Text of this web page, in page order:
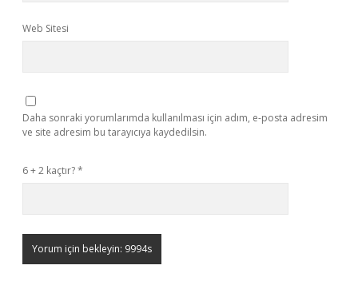
Web Sitesi
Daha sonraki yorumlarımda kullanılması için adım, e-posta adresim
ve site adresim bu tarayıcıya kaydedilsin.
6 + 2 kaçtır?*